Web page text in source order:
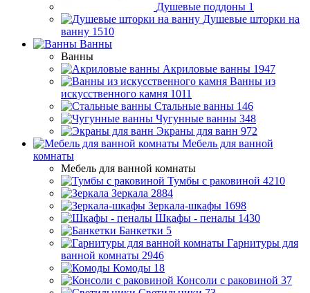
Душевые поддоны 1
Душевые шторки на
ванну 1510
Ванны
Ванны
Акриловые ванны 1947
Ванны из
искусственного камня 1011
Стальные ванны 146
Чугунные ванны 348
Экраны для ванн 972
Мебель для ванной
комнаты
Мебель для ванной комнаты
Тумбы с раковиной 4210
Зеркала 2884
Зеркала-шкафы 1698
Шкафы - пеналы 1430
Банкетки 5
Гарнитуры для
ванной комнаты 2946
Комоды 18
Консоли с раковиной 37